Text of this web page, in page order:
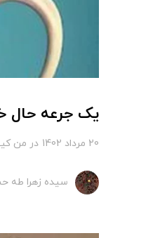
یک جرعه حال
20 مرداد 1402 در من
سیده زهرا طه